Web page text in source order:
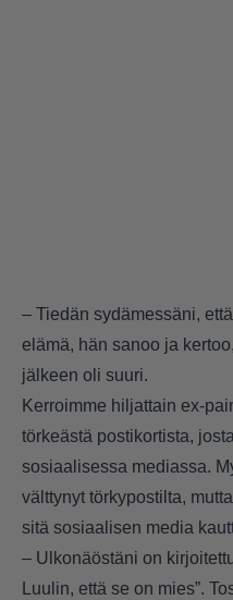
– Tiedän sydämessäni,
elämä, hän sanoo ja
jälkeen oli suuri.
Kerroimme hiljattain ex-
törkeästä postikortista,
sosiaalisessa mediassa.
välttynyt törkypostilta,
sitä sosiaalisen media
– Ulkonäöstäni on
Luulin, että se on mies”.